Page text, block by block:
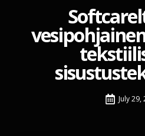
July 29,